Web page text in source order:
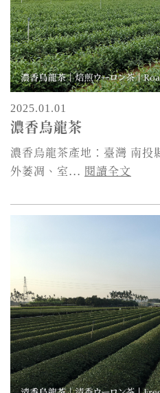
2025.01.01
濃香烏龍茶
濃香烏龍茶產地：臺灣 南投
外萎凋、室... 閱讀全文